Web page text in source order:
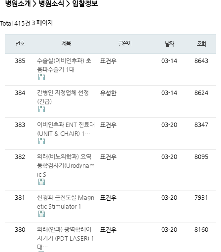
병원소개 > 병원소식 > 입찰정보
Total 415건 3 페이지
번호 제목 글쓴이 날짜 조회
385
수술실(이비인후과) 초
음파수술기 1대
표건우 03-14 8643
384
간병인 지정업체 선정
(긴급)
유성한 03-14 8624
383
이비인후과 ENT 진료대
(UNIT & CHAIR) 1…
표건우 03-20 8347
382
외래(비뇨의학과) 요역
동학검사기(Urodynam
ic S…
표건우 03-20 8095
381
신경과 근전도실 Magn
etic Stimulator 1…
표건우 03-20 7931
380
외래(안과) 광역학레이
저기기 (PDT LASER) 1
대…
표건우 03-20 8160